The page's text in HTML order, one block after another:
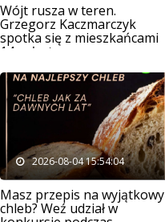
Wójt rusza w teren.
Grzegorz Kaczmarczyk
spotka się z mieszkańcami
14 sołectw
2026-08-04 15:54:04
Masz przepis na wyjątkowy
chleb? Weź udział w